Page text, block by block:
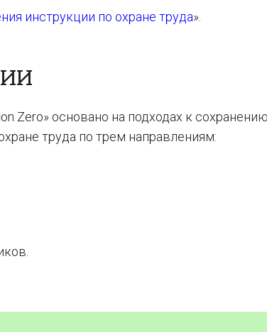
инструкции по охране труда».
Zero» основано на подходах к
труда по трем направлениям: